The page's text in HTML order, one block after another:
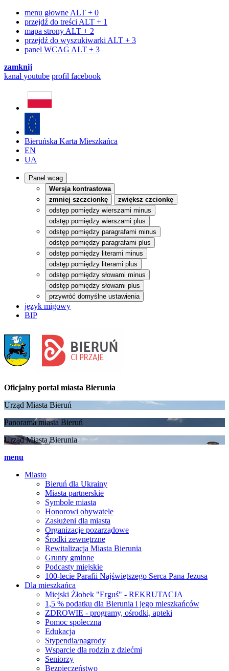
menu głowne ALT + 0
przejdź do treści ALT + 1
mapa strony ALT + 2
przejdź do wyszukiwarki ALT + 3
panel WCAG ALT + 3
zamknij
kanałyoutube profil facebook
Bieruńska Karta Mieszkańca
EN
UA
Panel wcag
Wersja kontrastowa
zmniej szczcionkę
zwiększ czcionkę
odstęp pomiędzy wierszami minus
odstęp pomiędzy wierszami plus
odstęp pomiędzy paragrafami minus
odstęp pomiędzy paragrafami plus
odstęp pomiędzy literami minus
odstęp pomiędzy literami plus
odstęp pomiędzy słowami minus
odstęp pomiędzy słowami plus
przywróć domyślne ustawienia
język migowy
BIP
Oficjalny portal miasta Bierunia
Urząd Miasta Bieruń
Panorama miasta Bieruń
Urząd Miasta Bierunia
menu
Miasto
Bieruń dla Ukrainy
Miasta partnerskie
Symbole miasta
Honorowi obywatele
Zasłużeni dla miasta
Organizacje pozarządowe
Środki zewnętrzne
Rewitalizacja Miasta Bierunia
Grunty gminne
Podcasty miejskie
100-lecie Parafii Najświętszego Serca Pana Jezusa
Dla mieszkańca
Miejski Żłobek "Erguś" - REKRUTACJA
1,5 % podatku dla Bierunia i jego mieszkańców
ZDROWIE - programy, ośrodki, apteki
Pomoc społeczna
Edukacja
Stypendia/nagrody
Wsparcie dla rodzin z dziećmi
Seniorzy
Bezpieczeństwo